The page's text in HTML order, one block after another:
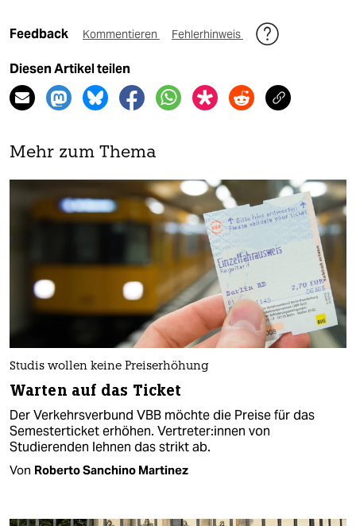
Feedback Kommentieren Fehlerhinweis
Diesen Artikel teilen
Mehr zum Thema
Studis wollen keine Preiserhöhung
Warten auf das Ticket
Der Verkehrsverbund VBB möchte die Preise für das
Semesterticket erhöhen. Vertreter:innen von
Studierenden lehnen das strikt ab.
Von Roberto Sanchino Martinez